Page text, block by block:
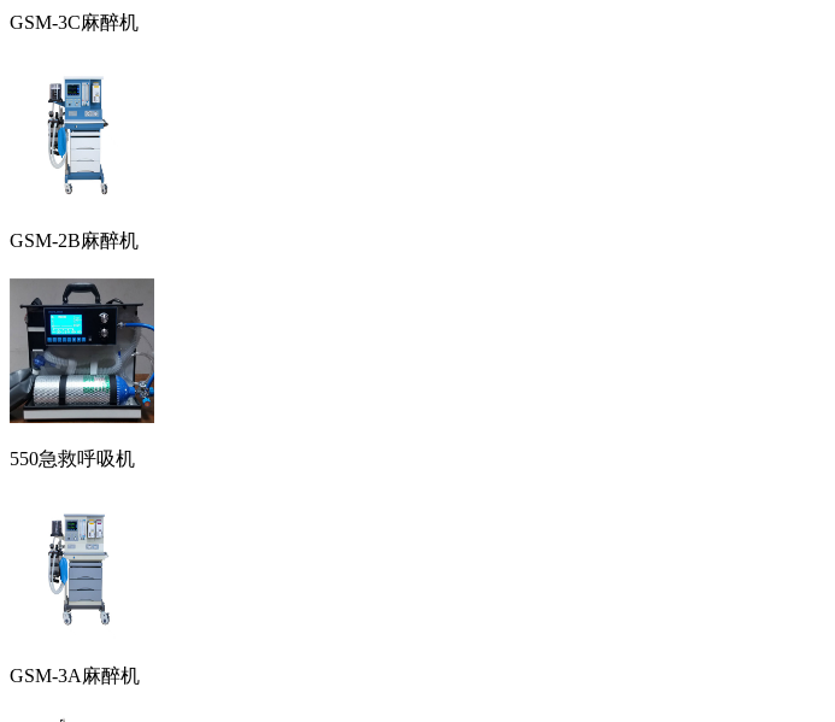
GSM-3C麻醉机
GSM-2B麻醉机
550急救呼吸机
GSM-3A麻醉机